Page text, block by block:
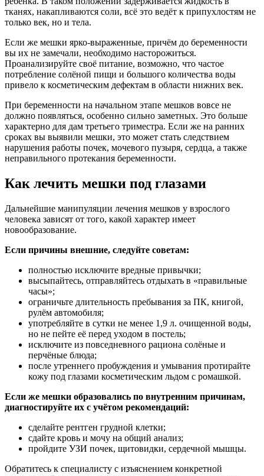
тканях, накапливаются соли, всё это ведёт к припухлостям не
только век, но и тела.
Если же мешки ярко-выраженные, причём до беременности
вы их не замечали, необходимо насторожиться.
Проанализируйте своё питание, возможно, что частое
потребление солёной пищи и большого количества воды
привело к косметическим дефектам в области нижних век.
При беременности на начальном этапе мешков вовсе не
должно появляться, особенно сильно заметных. Это больше
характерно для дам третьего триместра. Если же на ранних
сроках вы выявили мешки, это может стать следствием
нарушения работы почек, мочевого пузыря, сердца, а также
неправильного протекания беременности.
Как лечить мешки под глазами
Дальнейшие манипуляции лечения мешков у взрослого
человека зависят от того, какой характер имеет
новообразование.
Если причины внешние, следуйте советам:
полностью исключите вредные привычки;
высыпайтесь, отправляйтесь отдыхать в «правильные
часы»;
ограничьте длительность пребывания за ПК, книгой,
рулём автомобиля;
употребляйте в сутки не менее 1,9 л. очищенной воды,
но не пейте её перед уходом в постель;
исключите из повседневного рациона солёные и
перчёные блюда;
после утреннего пробуждения и умывания протирайте
кожу под глазами косметическим льдом с ромашкой.
Если же мешки образовались по внутренним причинам,
диагностируйте их с учётом рекомендаций:
сделайте рентген грудной клетки;
сдайте кровь и мочу на общий анализ;
пройдите УЗИ почек, щитовидки, сердечной мышцы.
Обратитесь к специалисту с изъяснением конкретной